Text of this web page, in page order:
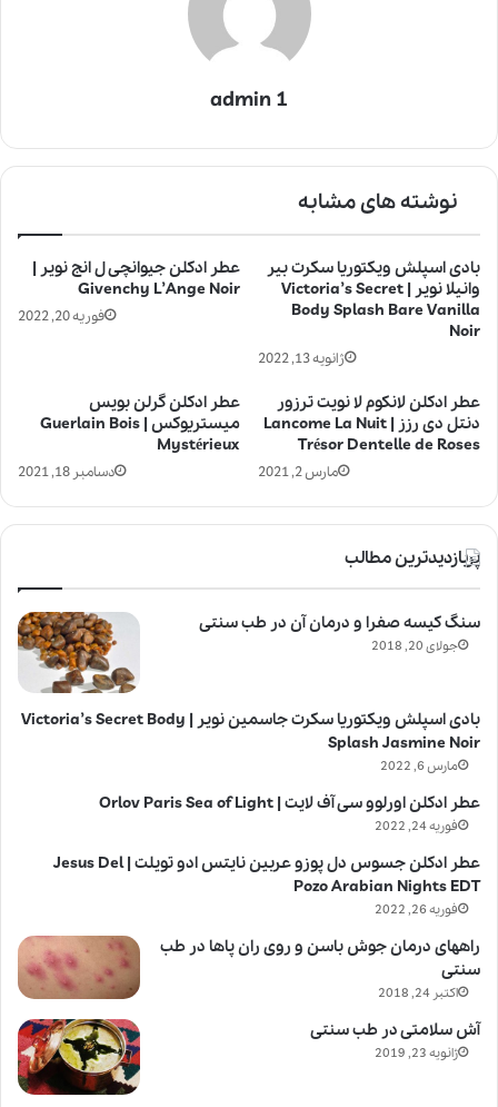
admin 1
نوشته های مشابه
عطر ادکلن جیوانچی ل انج نویر |
Givenchy L’Ange Noir
فوریه 20, 2022
بادی اسپلش ویکتوریا سکرت بیر
وانیلا نویر | Victoria’s Secret
Body Splash Bare Vanilla
Noir
ژانویه 13, 2022
عطر ادکلن گرلن بویس
میستریوکس | Guerlain Bois
Mystérieux
دسامبر 18, 2021
عطر ادکلن لانکوم لا نویت ترزور
دنتل دی رزز | Lancome La Nuit
Trésor Dentelle de Roses
مارس 2, 2021
پربازدیدترین مطالب
سنگ کیسه صفرا و درمان آن در طب سنتی
جولای 20, 2018
بادی اسپلش ویکتوریا سکرت جاسمین نویر | Victoria’s Secret Body
Splash Jasmine Noir
مارس 6, 2022
عطر ادکلن اورلوو سی آف لایت | Orlov Paris Sea of Light
فوریه 24, 2022
عطر ادکلن جسوس دل پوزو عربین نایتس ادو تویلت | Jesus Del
Pozo Arabian Nights EDT
فوریه 26, 2022
راههای درمان جوش باسن و روی ران پاها در طب
سنتی
اکتبر 24, 2018
آش سلامتی در طب سنتی
ژانویه 23, 2019